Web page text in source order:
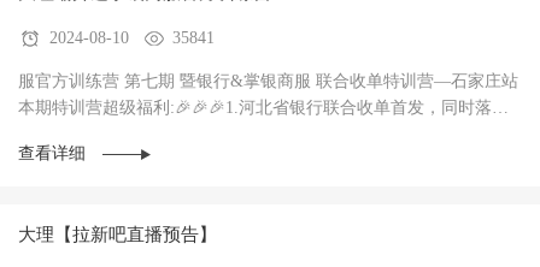
2024-08-10 35841
服官方训练营 第七期 暨银行&掌银商服 联合收单特训营—石家庄站
本期特训营超级福利:🎉🎉🎉1.河北省银行联合收单首发，同时落地3
查看详细
大理【拉新吧直播预告】